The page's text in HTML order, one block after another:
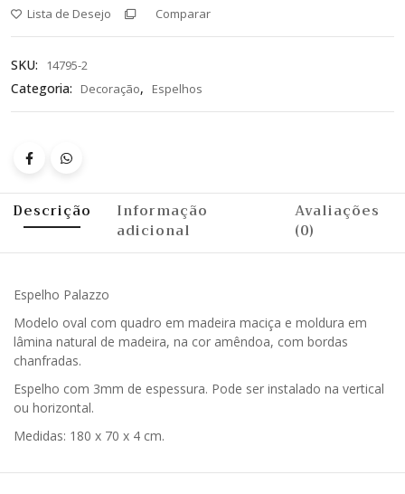
Lista de Desejo Comparar
SKU: 14795-2
Categoria: Decoração, Espelhos
Descrição
Informação
adicional
Avaliações
(0)
Espelho Palazzo
Modelo oval com quadro em madeira maciça e moldura em
lâmina natural de madeira, na cor amêndoa, com bordas
chanfradas.
Espelho com 3mm de espessura. Pode ser instalado na vertical
ou horizontal.
Medidas: 180 x 70 x 4 cm.